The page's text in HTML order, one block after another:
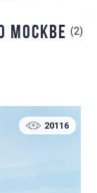
МОСКВЕ (2)
20116